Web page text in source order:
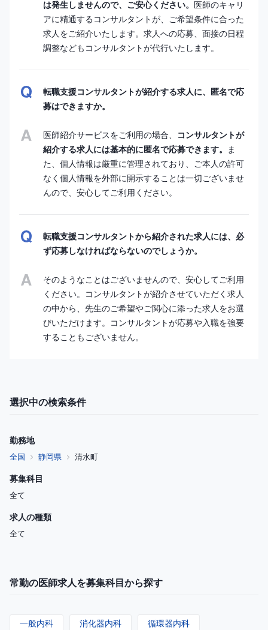
は発生しませんので、ご安心ください。 医師のキャリ
アに精通するコンサルタントが、ご希望条件に合った
求人をご紹介いたします。求人への応募、面接の日程
調整などもコンサルタントが代行いたします。
転職支援コンサルタントが紹介する求人に、匿名で応
募はできますか。
医師紹介サービスをご利用の場合、
コンサルタントが
紹介する求人には基本的に匿名で応募できます。 ま
た、個人情報は厳重に管理されており、ご本人の許可
なく個人情報を外部に開示することは一切ございませ
んので、安心してご利用ください。
転職支援コンサルタントから紹介された求人には、必
ず応募しなければならないのでしょうか。
そのようなことはございませんので、安心してご利用
ください。コンサルタントが紹介させていただく求人
の中から、先生のご希望やご関心に添った求人をお選
びいただけます。コンサルタントが応募や入職を強要
することもございません。
選択中の検索条件
勤務地
全国 静岡県 清水町
募集科目
全て
求人の種類
全て
常勤の医師求人を募集科目から探す
一般内科 消化器内科 循環器内科